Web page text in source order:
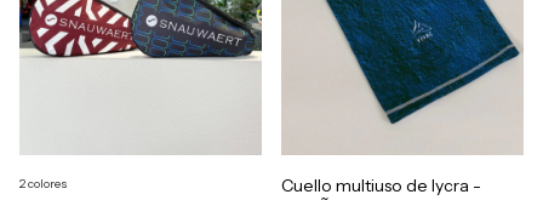
2 colores
Cuello multiuso de lycra -